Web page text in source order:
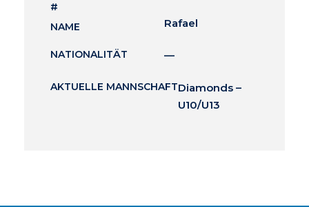
#
NAME
Rafael
NATIONALITÄT —
AKTUELLE MANNSCHAFTDiamonds –
U10/U13